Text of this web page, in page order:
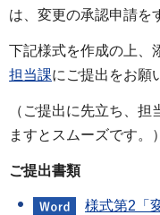
は、変更の承認申請を
下記様式を作成の上、
担当課にご提出をお願
（ご提出に先立ち、
ますとスムーズです。）
ご提出書類
様式第2「